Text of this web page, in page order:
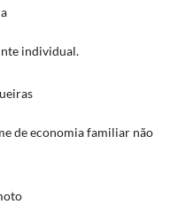
individual.
de economia familiar não